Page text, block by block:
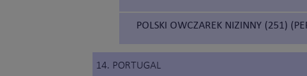
POLSKI OWCZAREK NIZINNY (251)
14. PORTUGAL